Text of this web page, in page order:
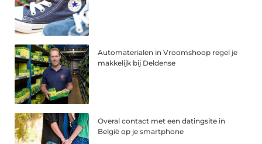
Automaterialen in Vroomshoop regel je
makkelijk bij Deldense
Overal contact met een datingsite in
België op je smartphone